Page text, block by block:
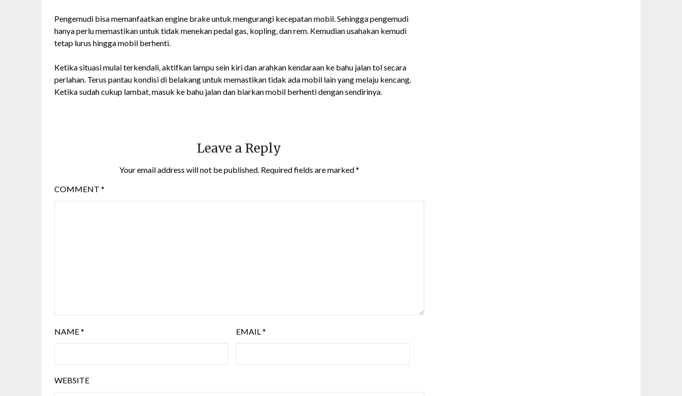
Pengemudi bisa memanfaatkan engine brake untuk mengurangi kecepatan mobil. Sehingga pengemudi
hanya perlu memastikan untuk tidak menekan pedal gas, kopling, dan rem. Kemudian usahakan kemudi
tetap lurus hingga mobil berhenti.
Ketika situasi mulai terkendali, aktifkan lampu sein kiri dan arahkan kendaraan ke bahu jalan tol secara
perlahan. Terus pantau kondisi di belakang untuk memastikan tidak ada mobil lain yang melaju kencang.
Ketika sudah cukup lambat, masuk ke bahu jalan dan biarkan mobil berhenti dengan sendirinya.
Leave a Reply
Your email address will not be published. Required fields are marked*
COMMENT *
NAME* EMAIL *
WEBSITE